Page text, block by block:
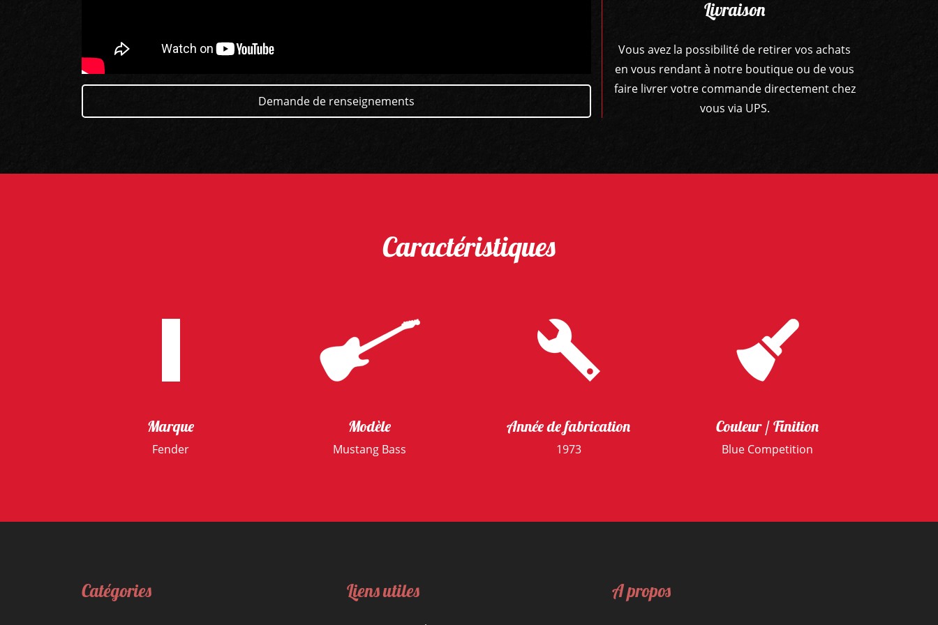
Demande de renseignements
Livraison
Vous avez la possibilité de retirer vos achats
en vous rendant à notre boutique ou de vous
faire livrer votre commande directement chez
vous via UPS.
Caractéristiques
Marque
Fender
Modèle
Mustang Bass
Année de fabrication
1973
Couleur / Finition
Blue Competition
Catégories Liens utiles A propos